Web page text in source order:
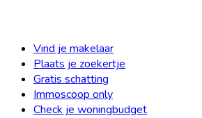
Vind je makelaar
Plaats je zoekertje
Gratis schatting
Immoscoop only
Check je woningbudget